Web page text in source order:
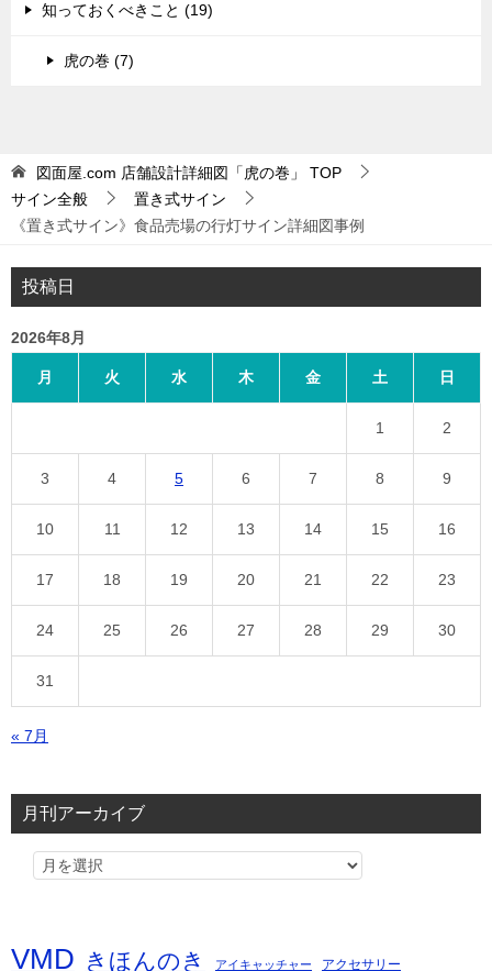
知っておくべきこと (19)
虎の巻 (7)
図面屋.com 店舗設計詳細図「虎の巻」
TOP
サイン全般
置き式サイン
《置き式サイン》食品売場の行灯サイン詳細図事例
投稿日
2026年8月
月 火 水 木 金 土 日
1 2
3 4 5 6 7 8 9
10 11 12 13 14 15 16
17 18 19 20 21 22 23
24 25 26 27 28 29 30
31
« 7月
月刊アーカイブ
VMD きほんのき アイキャッチャー アクセサリー